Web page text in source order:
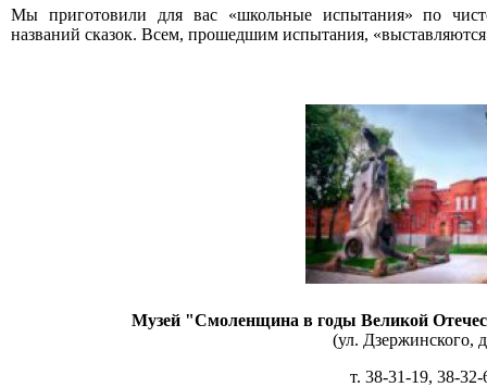
Мы приготовили для вас «школьные испытания» по
названий сказок. Всем, прошедшим испытания,
Музей "Смоленщина в годы Великой
(ул. Дзержинского,
т. 38-31-19, 38-32-